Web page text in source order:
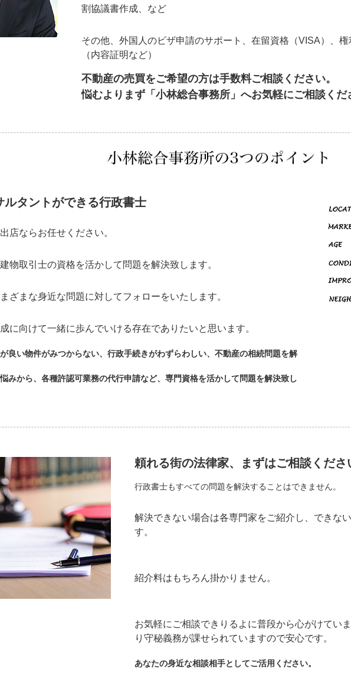
割協議書作成、など
その他、外国人のビザ申請のサポート、在留資格（VISA）、
（内容証明など）
不動産の売買をご希望の方は手数料ご相談ください。
悩むよりまず「小林総合事務所」へお気軽にご相談くだ
ルタントができる行政書士
店ならお任せください。
物取引士の資格を活かして問題を解決致します。
ざまな身近な問題に対してフォローをいたします。
に向けて一緒に歩んでいける存在でありたいと思います。
良い物件がみつからない、行政手続きがわずらわしい、不動産の相続問題を解
みから、各種許認可業務の代行申請など、専門資格を活かして問題を解決致し
頼れる街の法律家、まずはご相談くださ
行政書士もすべての問題を解決することはできません。
解決できない場合は各専門家をご紹介し、できな
す。
紹介料はもちろん掛かりません。
お気軽にご相談できりるよに普段から心がけ
り守秘義務が課せられていますので安心です。
あなたの身近な相談相手としてご活用ください。